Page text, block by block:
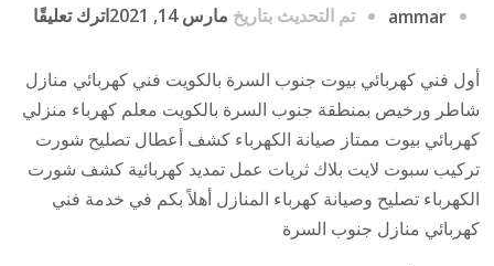
ammar تم التحديث بتاريخ مارس 14, 2021 اترك تعليقًا
أول فني كهربائي بيوت جنوب السرة بالكويت فني كهربائي منازل
شاطر ورخيص بمنطقة جنوب السرة بالكويت معلم كهرباء منزلي
كهربائي بيوت ممتاز صيانة الكهرباء كشف أعطال تصليح شورت
تركيب سبوت لايت بلاك ثريات عمل تمديد كهربائية كشف شورت
الكهرباء تصليح وصيانة كهرباء المنازل أهلاً بكم في خدمة فني
كهربائي منازل جنوب السرة